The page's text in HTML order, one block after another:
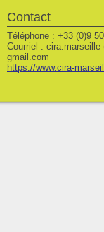
Contact
Téléphone : +33 (0)9
Courriel : cira.marseille
gmail.com
https://www.cira-